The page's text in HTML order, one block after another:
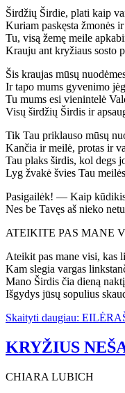
Širdžių Širdie, plati kaip
Kuriam paskęsta žmonės
Tu, visą žemę meile
Krauju ant kryžiaus sosto
Šis kraujas mūsų
Ir tapo mums gyvenimo
Tu mums esi vienintelė
Visų širdžių Širdis ir
Tik Tau priklauso mūsų
Kančia ir meilė, protas ir
Tau plaks širdis, kol degs
Lyg žvakė švies Tau
Pasigailėk! — Kaip
Nes be Tavęs aš nieko
ATEIKITE PAS MANE
Ateikit pas mane visi, kas
Kam slegia vargas
Mano Širdis čia dieną
Išgydys jūsų sopulius
Skaityti daugiau:
KRYŽIUS
CHIARA LUBICH